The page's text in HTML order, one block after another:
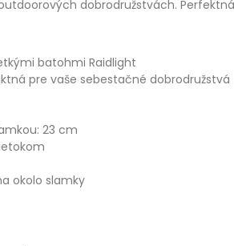
dobrodružstvách.
batohmi Raidlight
pre vaše sebestačné dobrodružstvá
23 cm
okolo slamky